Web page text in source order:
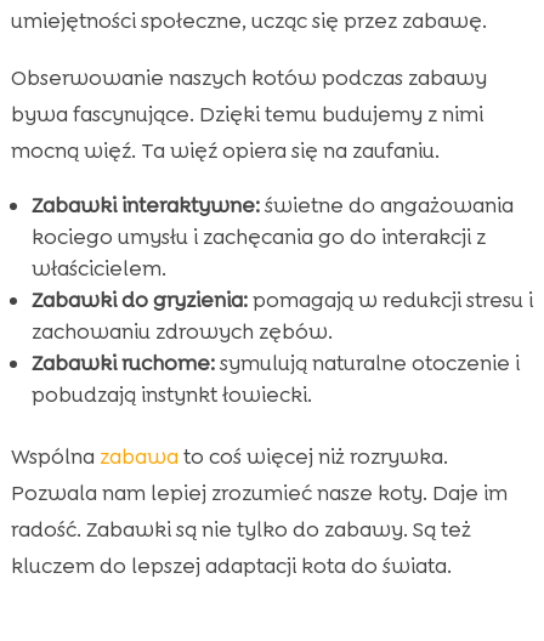
umiejętności społeczne, ucząc się przez zabawę.
Obserwowanie naszych kotów podczas zabawy
bywa fascynujące. Dzięki temu budujemy z nimi
mocną więź. Ta więź opiera się na zaufaniu.
Zabawki interaktywne:świetne do angażowania
kociego umysłu i zachęcania go do interakcji z
właścicielem.
Zabawki do gryzienia:pomagają w redukcji stresu i
zachowaniu zdrowych zębów.
Zabawki ruchome:symulują naturalne otoczenie i
pobudzają instynkt łowiecki.
Wspólna zabawa to coś więcej niż rozrywka.
Pozwala nam lepiej zrozumieć nasze koty. Daje im
radość. Zabawki są nie tylko do zabawy. Są też
kluczem do lepszej adaptacji kota do świata.